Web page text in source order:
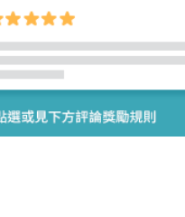
A（如A醇、A醛）則能加
題。初期使用這類產品時
原本藏在肌底的粉刺提前
醛／A醇會增加肌膚光
曬的情況於陽光下曝曬，
酸與A醇或A醛保養品早晚
掉，只要在日間保養的最